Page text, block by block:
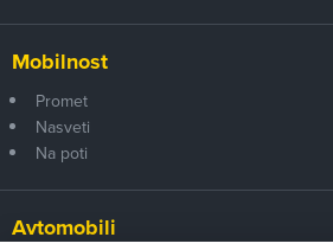
Mobilnost
Promet
Nasveti
Na poti
Avtomobili